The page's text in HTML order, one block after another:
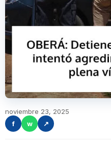
noviembre 23, 2025
f
w ↗